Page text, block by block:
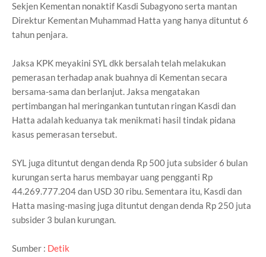
Sekjen Kementan nonaktif Kasdi Subagyono serta mantan
Direktur Kementan Muhammad Hatta yang hanya dituntut 6
tahun penjara.
Jaksa KPK meyakini SYL dkk bersalah telah melakukan
pemerasan terhadap anak buahnya di Kementan secara
bersama-sama dan berlanjut. Jaksa mengatakan
pertimbangan hal meringankan tuntutan ringan Kasdi dan
Hatta adalah keduanya tak menikmati hasil tindak pidana
kasus pemerasan tersebut.
SYL juga dituntut dengan denda Rp 500 juta subsider 6 bulan
kurungan serta harus membayar uang pengganti Rp
44.269.777.204 dan USD 30 ribu. Sementara itu, Kasdi dan
Hatta masing-masing juga dituntut dengan denda Rp 250 juta
subsider 3 bulan kurungan.
Sumber : Detik